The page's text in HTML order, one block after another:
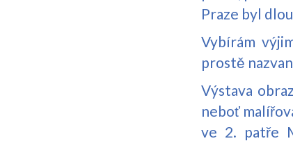
Praze byl
Vybírám
prostě
Výstava
neboť
ve 2. patře